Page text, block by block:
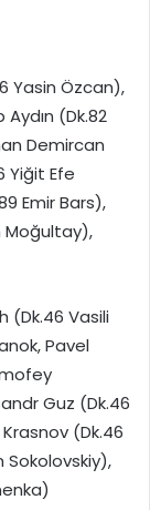
Yasin Özcan),
Aydın (Dk.82
Demircan
Yiğit Efe
Emir Bars),
Moğultay),
(Dk.46 Vasili
Pavel
Guz (Dk.46
(Dk.46
Sokolovskiy),